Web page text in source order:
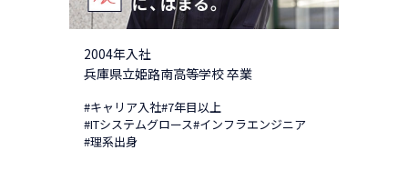
2004年入社
兵庫県立姫路南高等学校 卒業
#キャリア入社#7年目以上
#ITシステムグロース#インフラエンジニア
#理系出身